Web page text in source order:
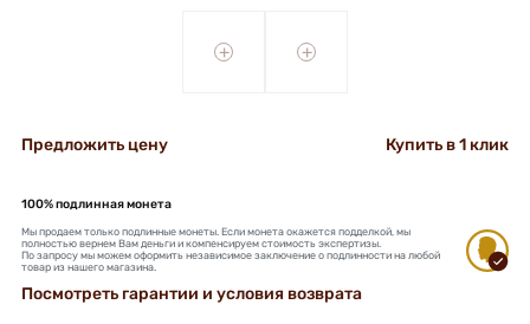
+ +
Предложить цену Купить в 1 клик
100% подлинная монета
Мы продаем только подлинные монеты. Если монета окажется подделкой, мы
полностью вернем Вам деньги и компенсируем стоимость экспертизы.
По запросу мы можем оформить независимое заключение о подлинности на любой
товар из нашего магазина.
Посмотреть гарантии и условия возврата